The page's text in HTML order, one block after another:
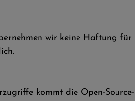
wir keine Haftung
kommt die Open-